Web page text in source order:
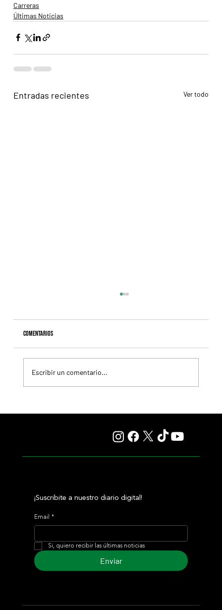
Carreras
Últimas Noticias
Entradas recientes Ver todo
Comentarios
Escribir un comentario...
¡Suscribite a nuestro diario digital!
Email *
Si, quiero recibir las últimas noticias
Enviar